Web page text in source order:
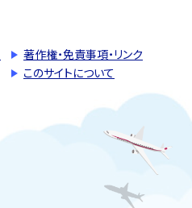
著作権・免責事項・リンク
このサイトについて